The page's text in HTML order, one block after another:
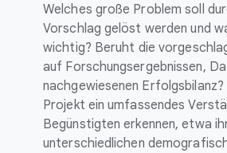
Welches große Problem soll
Vorschlag gelöst werden und
wichtig? Beruht die
auf Forschungsergebnissen,
nachgewiesenen
Projekt ein umfassendes
Begünstigten erkennen, etwa
unterschiedlichen